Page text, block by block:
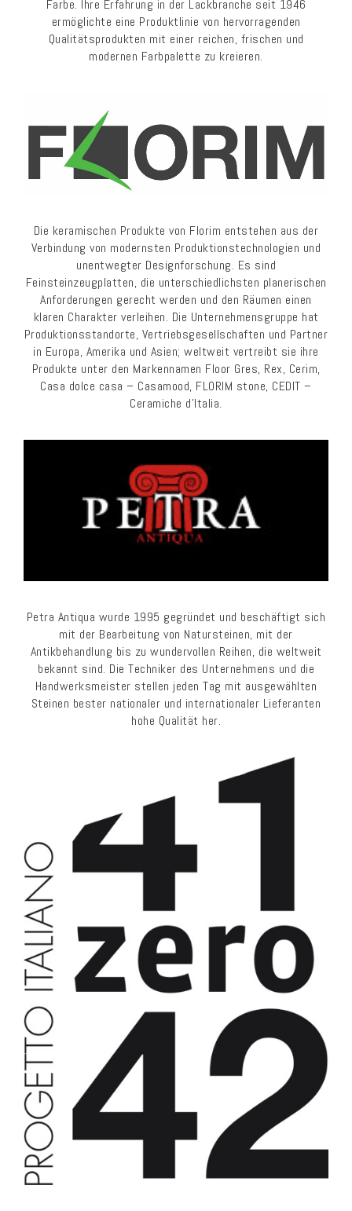
Farbe. Ihre Erfahrung in der Lackbranche seit 1946
ermöglichte eine Produktlinie von hervorragenden
Qualitätsprodukten mit einer reichen, frischen und
modernen Farbpalette zu kreieren.
Die keramischen Produkte von Florim entstehen aus der
Verbindung von modernsten Produktionstechnologien und
unentwegter Designforschung. Es sind
Feinsteinzeugplatten, die unterschiedlichsten planerischen
Anforderungen gerecht werden und den Räumen einen
klaren Charakter verleihen. Die Unternehmensgruppe hat
Produktionsstandorte, Vertriebsgesellschaften und Partner
in Europa, Amerika und Asien; weltweit vertreibt sie ihre
Produkte unter den Markennamen Floor Gres, Rex, Cerim,
Casa dolce casa – Casamood, FLORIM stone, CEDIT –
Ceramiche d’Italia.
Petra Antiqua wurde 1995 gegründet und beschäftigt sich
mit der Bearbeitung von Natursteinen, mit der
Antikbehandlung bis zu wundervollen Reihen, die weltweit
bekannt sind. Die Techniker des Unternehmens und die
Handwerksmeister stellen jeden Tag mit ausgewählten
Steinen bester nationaler und internationaler Lieferanten
hohe Qualität her.